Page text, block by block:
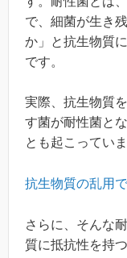
で、細菌が生き
か」と抗生物質
です。
実際、抗生物質
す菌が耐性菌と
とも起こっていま
抗生物質の乱用
さらに、そんな
質に抵抗性を持